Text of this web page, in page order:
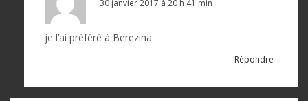
30 janvier 2017 à 20 h 41 min
je l’ai préféré à Berezina
Répondre